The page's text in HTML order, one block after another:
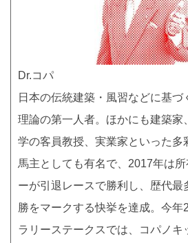
Dr.コパ
日本の伝統建築・風習などに基づ
理論の第一人者。ほかにも建築家
学の客員教授、実業家といった多
馬主としても有名で、2017年は
ーが引退レースで勝利し、歴代最
勝をマークする快挙を達成。今年
ラリーステークスでは、コパノキ